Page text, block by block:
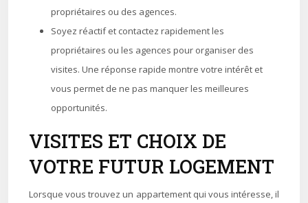
propriétaires ou des agences.
Soyez réactif et contactez rapidement les
propriétaires ou les agences pour organiser des
visites. Une réponse rapide montre votre intérêt et
vous permet de ne pas manquer les meilleures
opportunités.
VISITES ET CHOIX DE
VOTRE FUTUR LOGEMENT
Lorsque vous trouvez un appartement qui vous intéresse, il